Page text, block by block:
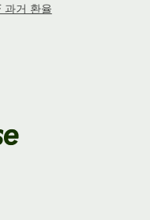
과거 환율